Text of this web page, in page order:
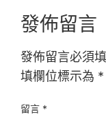
發佈留言
發佈留言必須
填欄位標示為 *
留言 *